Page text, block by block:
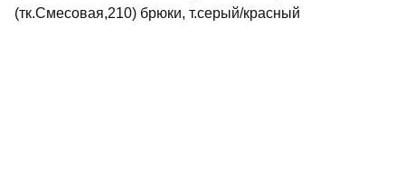
(тк.Смесовая,210) брюки, т.серый/красный